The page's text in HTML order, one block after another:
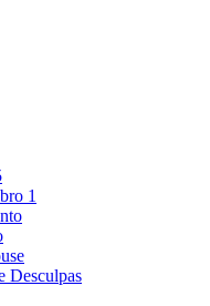
1
Desculpas